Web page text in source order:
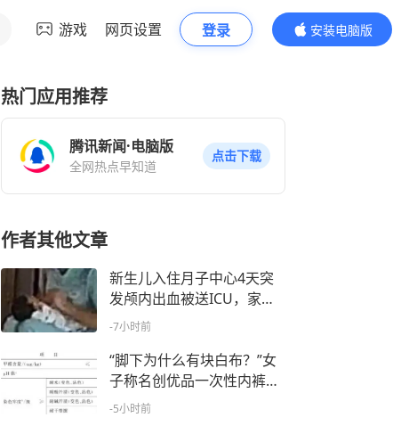
游戏 网页设置 登录
安装电脑版
内容更精彩
热门应用推荐
腾讯新闻·电脑版
全网热点早知道
点击下载
作者其他文章
新生儿入住月子中心4天突
发颅内出血被送ICU，家长
质疑护理人员用力拍打、对
回应：相关职能部门已介入
处理
-7小时前
“脚下为什么有块白布？”女
子称名创优品一次性内裤让
自己“颜面尽失”，穿出门只
-5小时前